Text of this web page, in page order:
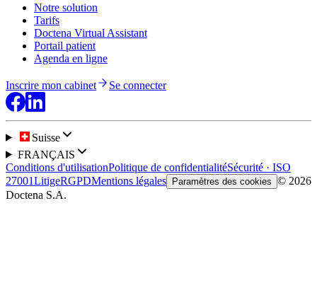
Notre solution
Tarifs
Doctena Virtual Assistant
Portail patient
Agenda en ligne
Inscrire mon cabinet Se connecter
Suisse
FRANÇAIS
Conditions d'utilisationPolitique de confidentialitéSécurité · ISO
27001LitigeRGPDMentions légales Paramètres des cookies © 2026
Doctena S.A.